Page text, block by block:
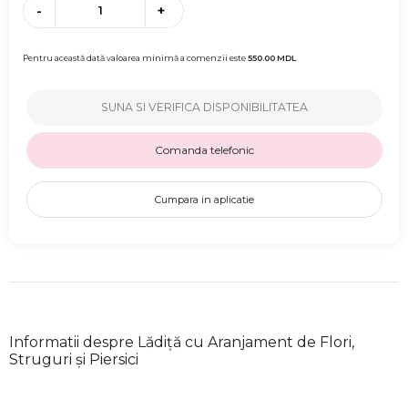
- +
Pentru această dată valoarea minimă a comenzii este550.00MDL
SUNA SI VERIFICA DISPONIBILITATEA
Comanda telefonic
Cumpara in aplicatie
Informatii despre Lădiță cu Aranjament de Flori,
Struguri și Piersici